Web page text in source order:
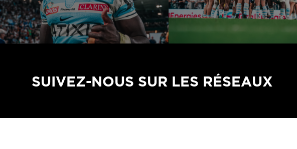
SUIVEZ-NOUS SUR LES RÉSEAUX